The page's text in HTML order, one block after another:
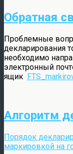
Обратная
Проблемные
декларирования
необходимо
электронный
ящик
Алгоритм
Порядок
маркировкой на